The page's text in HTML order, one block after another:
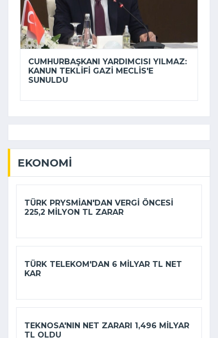
CUMHURBAŞKANI YARDIMCISI YILMAZ:
KANUN TEKLIFI GAZI MECLIS'E
SUNULDU
EKONOMI
TÜRK PRYSMIAN'DAN VERGI ÖNCESI
225,2 MILYON TL ZARAR
TÜRK TELEKOM'DAN 6 MILYAR TL NET
KAR
TEKNOSA'NIN NET ZARARI 1,496 MILYAR
TL OLDU